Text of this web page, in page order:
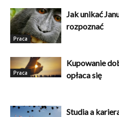
Praca
Jak unikać
rozpoznać
Praca
Kupowanie
opłaca się
Studia a